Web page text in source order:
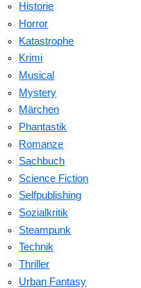
Historie
Horror
Katastrophe
Krimi
Musical
Mystery
Märchen
Phantastik
Romanze
Sachbuch
Science Fiction
Selfpublishing
Sozialkritik
Steampunk
Technik
Thriller
Urban Fantasy